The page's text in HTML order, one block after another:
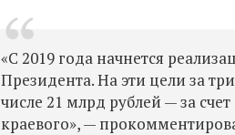
«С 2019 года начнется
Президента. На эти цели за
числе 21 млрд рублей — за
краевого», —